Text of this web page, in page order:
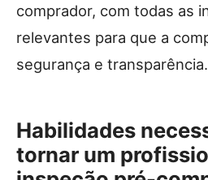
comprador, com todas as
relevantes para que a
segurança e transparência.
Habilidades
tornar um